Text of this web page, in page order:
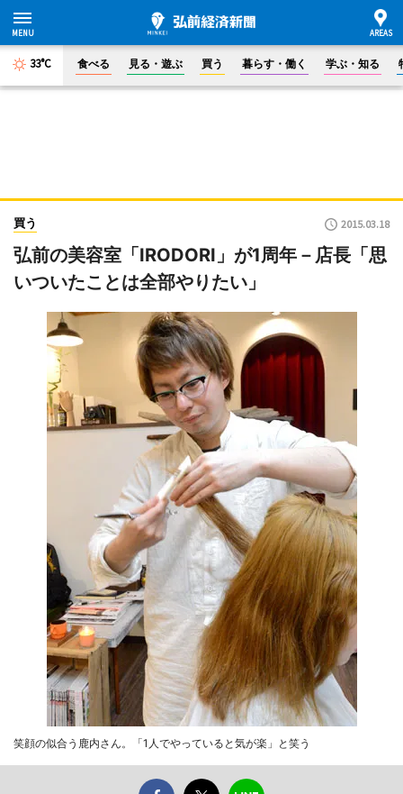
33°C 食べる 見る・遊ぶ 買う 暮らす・働く 学ぶ・知る
買う 2015.03.18
弘前の美容室「IRODORI」が1周年－店長「思
いついたことは全部やりたい」
笑顔の似合う鹿内さん。「1人でやっていると気が楽」と笑う